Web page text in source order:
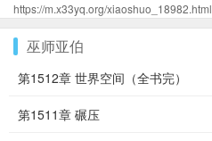
https://m.x33yq.org/xiaoshuo_18982.html
巫师亚伯
第1512章 世界空间（全书完）
第1511章 碾压